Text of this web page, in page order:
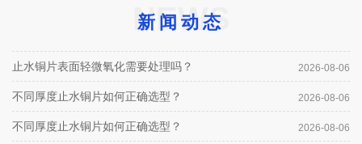
NEWS
新闻动态
止水铜片表面轻微氧化需要处理吗？ 2026-08-06
不同厚度止水铜片如何正确选型？ 2026-08-06
不同厚度止水铜片如何正确选型？ 2026-08-06